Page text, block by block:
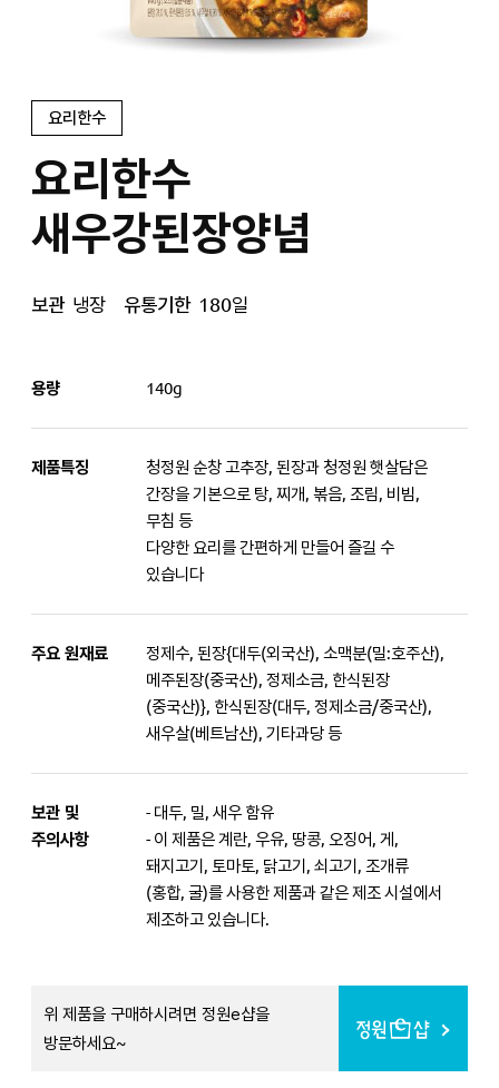
요리한수
요리한수
새우강된장양념
보관 냉장 유통기한 180일
용량 140g
제품특징
청정원 순창 고추장, 된장과 청정원 햇살담은
간장을 기본으로 탕, 찌개, 볶음, 조림, 비빔,
무침 등
다양한 요리를 간편하게 만들어 즐길 수
있습니다
주요 원재료
정제수, 된장{대두(외국산), 소맥분(밀:호주산),
메주된장(중국산), 정제소금, 한식된장
(중국산)}, 한식된장(대두, 정제소금/중국산),
새우살(베트남산), 기타과당 등
보관 및
주의사항
- 대두, 밀, 새우 함유
- 이 제품은 계란, 우유, 땅콩, 오징어, 게,
돼지고기, 토마토, 닭고기, 쇠고기, 조개류
(홍합, 굴)를 사용한 제품과 같은 제조 시설에서
제조하고 있습니다.
위 제품을 구매하시려면 정원e샵을
방문하세요~